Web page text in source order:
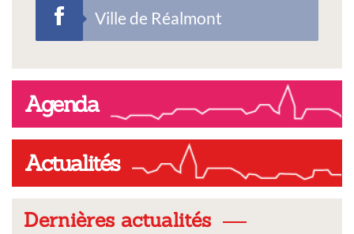
Ville de Réalmont
Agenda
Actualités
Dernières actualités